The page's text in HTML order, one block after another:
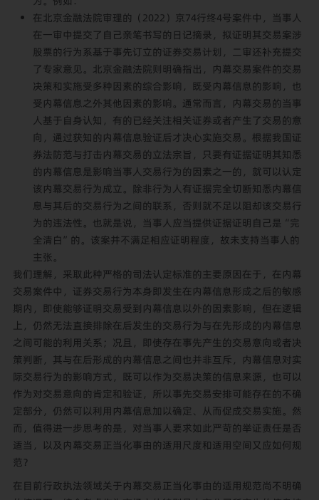
在北京金融法院审理的（2022）京74行终4号案件中，当事人
在一审中提交了自己亲笔书写的日记摘录，拟证明其交易案涉
股票的行为系基于事先订立的证券交易计划，二审还补充提交
了专家意见。北京金融法院则明确指出，内幕交易案件的交易
决策和实施受多种因素的综合影响，既受内幕信息的影响，也
受内幕信息之外其他因素的影响。通常而言，内幕交易的当事
人基于自身认知，有的已经关注相关证券或者产生了交易的意
向，通过获知的内幕信息验证后才决心实施交易。根据我国证
券法防范与打击内幕交易的立法宗旨，只要有证据证明其知悉
的内幕信息是影响当事人交易行为的因素之一的，就可以认定
该内幕交易行为成立。除非行为人有证据完全切断知悉内幕信
息与其后的交易行为之间的联系，否则就不足以阻却该交易行
为的违法性。也就是说，当事人应当提供证据证明自己是“完
全清白”的。该案并不满足相应证明程度，故未支持当事人的
主张。
我们理解，采取此种严格的司法认定标准的主要原因在于，在内幕
交易案件中，证券交易行为本身即发生在内幕信息形成之后的敏感
期内，即使能够证明交易受到内幕信息以外的因素影响，但在逻辑
上，仍然无法直接排除在后发生的交易行为与在先形成的内幕信息
之间可能的利用关系；况且，即使存在事先产生的交易意向或者决
策判断，其与在后形成的内幕信息之间也并非互斥，内幕信息对实
际交易行为的影响方式，既可以作为交易决策的信息来源，也可以
作为对交易意向的肯定和验证，所以事先交易安排可能存在的不确
定部分，仍然可以利用内幕信息加以确定、从而促成交易实施。然
而，值得进一步思考的是，对当事人要求如此严苛的举证责任是否
适当，以及内幕交易正当化事由的适用尺度和适用空间又应如何规
范？
在目前行政执法领域关于内幕交易正当化事由的适用规范尚不明确